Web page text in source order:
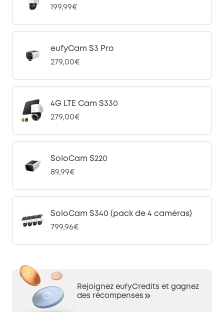
199,99€
eufyCam S3 Pro
279,00€
4G LTE Cam S330
279,00€
SoloCam S220
89,99€
SoloCam S340 (pack de 4 caméras)
799,96€
Rejoignez eufyCredits et gagnez
des récompenses